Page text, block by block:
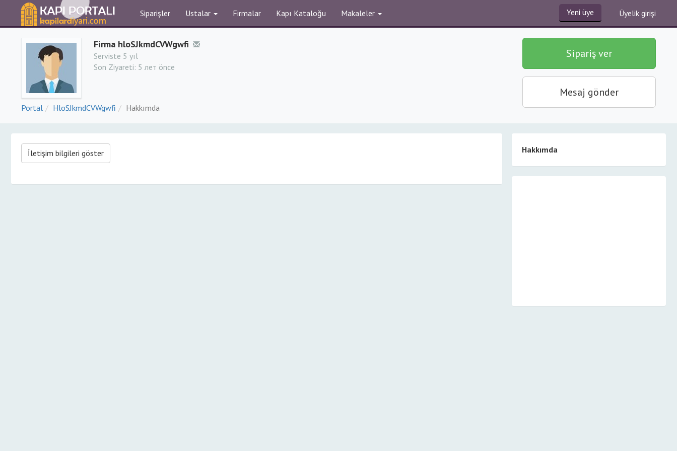
Siparişler Ustalar Firmalar Kapı Kataloğu Makaleler Yeni üye Üyelik girişi
Firma hloSJkmdCVWgwfi
Serviste 5 yıl
Son Ziyareti: 5 лет önce
Portal HloSJkmdCVWgwfi Hakkımda
Sipariş ver
Mesaj gönder
İletişim bilgileri göster Hakkımda